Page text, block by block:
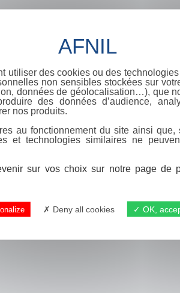
utiliser des cookies ou des
non sensibles stockées sur
données de géolocalisation…), que
des données d’audience,
nos produits.
au fonctionnement du site ainsi
et technologies similaires ne
sur vos choix sur notre page de
Deny all cookies OK,